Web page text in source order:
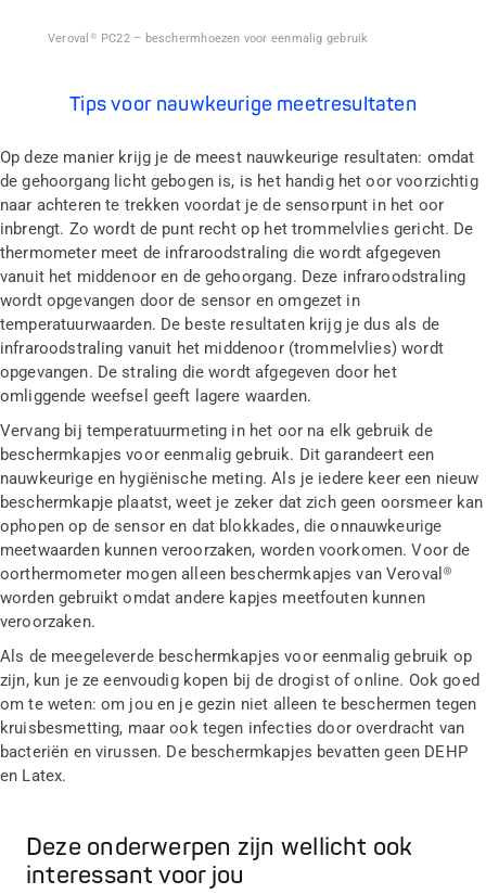
Veroval® PC22 – beschermhoezen voor eenmalig gebruik
Tips voor nauwkeurige meetresultaten
Op deze manier krijg je de meest nauwkeurige resultaten: omdat
de gehoorgang licht gebogen is, is het handig het oor voorzichtig
naar achteren te trekken voordat je de sensorpunt in het oor
inbrengt. Zo wordt de punt recht op het trommelvlies gericht. De
thermometer meet de infraroodstraling die wordt afgegeven
vanuit het middenoor en de gehoorgang. Deze infraroodstraling
wordt opgevangen door de sensor en omgezet in
temperatuurwaarden. De beste resultaten krijg je dus als de
infraroodstraling vanuit het middenoor (trommelvlies) wordt
opgevangen. De straling die wordt afgegeven door het
omliggende weefsel geeft lagere waarden.
Vervang bij temperatuurmeting in het oor na elk gebruik de
beschermkapjes voor eenmalig gebruik. Dit garandeert een
nauwkeurige en hygiënische meting. Als je iedere keer een nieuw
beschermkapje plaatst, weet je zeker dat zich geen oorsmeer kan
ophopen op de sensor en dat blokkades, die onnauwkeurige
meetwaarden kunnen veroorzaken, worden voorkomen. Voor de
oorthermometer mogen alleen beschermkapjes van Veroval®
worden gebruikt omdat andere kapjes meetfouten kunnen
veroorzaken.
Als de meegeleverde beschermkapjes voor eenmalig gebruik op
zijn, kun je ze eenvoudig kopen bij de drogist of online. Ook goed
om te weten: om jou en je gezin niet alleen te beschermen tegen
kruisbesmetting, maar ook tegen infecties door overdracht van
bacteriën en virussen. De beschermkapjes bevatten geen DEHP
en Latex.
Deze onderwerpen zijn wellicht ook
interessant voor jou